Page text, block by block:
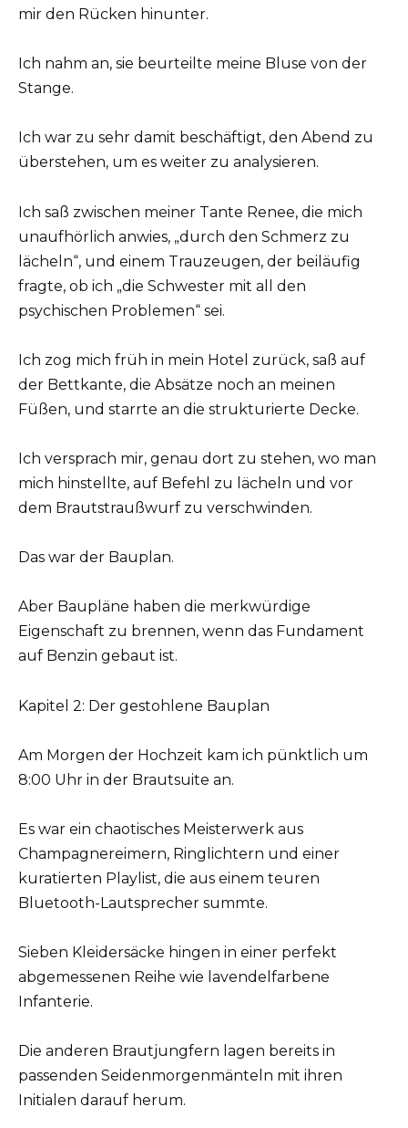
mir den Rücken hinunter.
Ich nahm an, sie beurteilte meine Bluse von der
Stange.
Ich war zu sehr damit beschäftigt, den Abend zu
überstehen, um es weiter zu analysieren.
Ich saß zwischen meiner Tante Renee, die mich
unaufhörlich anwies, „durch den Schmerz zu
lächeln“, und einem Trauzeugen, der beiläufig
fragte, ob ich „die Schwester mit all den
psychischen Problemen“ sei.
Ich zog mich früh in mein Hotel zurück, saß auf
der Bettkante, die Absätze noch an meinen
Füßen, und starrte an die strukturierte Decke.
Ich versprach mir, genau dort zu stehen, wo man
mich hinstellte, auf Befehl zu lächeln und vor
dem Brautstraußwurf zu verschwinden.
Das war der Bauplan.
Aber Baupläne haben die merkwürdige
Eigenschaft zu brennen, wenn das Fundament
auf Benzin gebaut ist.
Kapitel 2: Der gestohlene Bauplan
Am Morgen der Hochzeit kam ich pünktlich um
8:00 Uhr in der Brautsuite an.
Es war ein chaotisches Meisterwerk aus
Champagnereimern, Ringlichtern und einer
kuratierten Playlist, die aus einem teuren
Bluetooth-Lautsprecher summte.
Sieben Kleidersäcke hingen in einer perfekt
abgemessenen Reihe wie lavendelfarbene
Infanterie.
Die anderen Brautjungfern lagen bereits in
passenden Seidenmorgenmänteln mit ihren
Initialen darauf herum.